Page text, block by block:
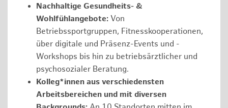
Nachhaltige Gesundheits- &
Wohlfühlangebote: Von
Betriebssportgruppen, Fitnesskooperationen,
über digitale und Präsenz-Events und -
Workshops bis hin zu betriebsärztlicher und
psychosozialer Beratung.
Kolleg*innen aus verschiedensten
Arbeitsbereichen und mit diversen